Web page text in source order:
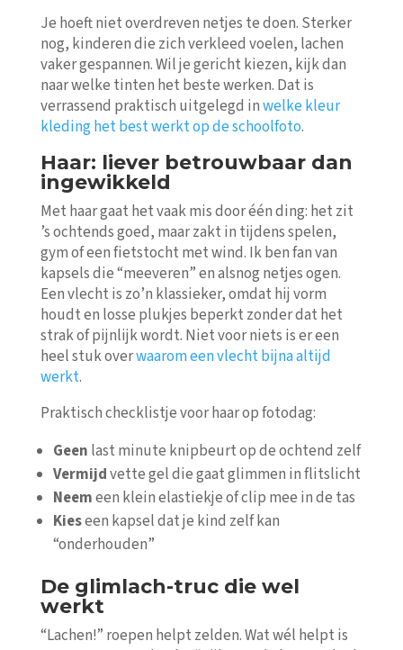
Je hoeft niet overdreven netjes te doen. Sterker
nog, kinderen die zich verkleed voelen, lachen
vaker gespannen. Wil je gericht kiezen, kijk dan
naar welke tinten het beste werken. Dat is
verrassend praktisch uitgelegd inwelke kleur
kleding het best werkt op de schoolfoto.
Haar: liever betrouwbaar dan
ingewikkeld
Met haar gaat het vaak mis door één ding: het zit
’s ochtends goed, maar zakt in tijdens spelen,
gym of een fietstocht met wind. Ik ben fan van
kapsels die “meeveren” en alsnog netjes ogen.
Een vlecht is zo’n klassieker, omdat hij vorm
houdt en losse plukjes beperkt zonder dat het
strak of pijnlijk wordt. Niet voor niets is er een
heel stuk overwaarom een vlecht bijna altijd
werkt.
Praktisch checklistje voor haar op fotodag:
Geen last minute knipbeurt op de ochtend zelf
Vermijdvette gel die gaat glimmen in flitslicht
Neemeen klein elastiekje of clip mee in de tas
Kieseen kapsel dat je kind zelf kan
“onderhouden”
De glimlach-truc die wel
werkt
“Lachen!” roepen helpt zelden. Wat wél helpt is